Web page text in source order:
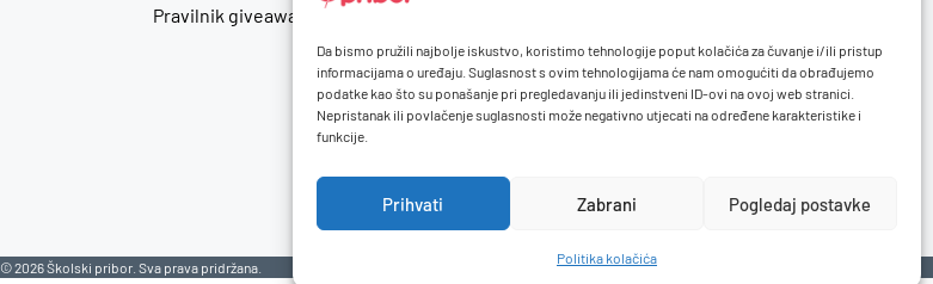
Da bismo pružili najbolje iskustvo, koristimo tehnologije poput kolačića za čuvanje i/ili pristup
informacijama o uređaju. Suglasnost s ovim tehnologijama će nam omogućiti da obrađujemo
podatke kao što su ponašanje pri pregledavanju ili jedinstveni ID-ovi na ovoj web stranici.
Nepristanak ili povlačenje suglasnosti može negativno utjecati na određene karakteristike i
funkcije.
Prihvati Zabrani Pogledaj postavke
Politika kolačića
Pravilnik giveaway
© 2026 Školski pribor. Sva prava pridržana.